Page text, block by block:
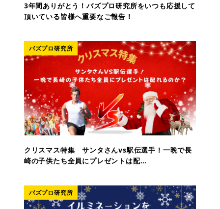
3年間ありがとう！バズプロ研究所をいつも応援して
頂いている皆様へ重要なご報告！
バズプロ研究所
クリスマス特集 サンタさんvs駅伝選手！一晩で長
崎の子供たち全員にプレゼントは配…
バズプロ研究所